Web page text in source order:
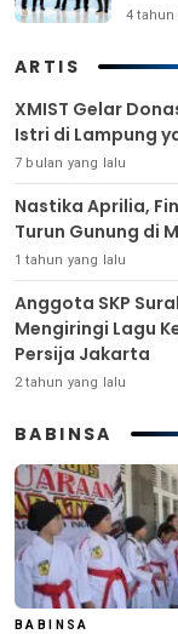
4 tahun
ARTIS
XMIST Gelar
Istri di Lampung
7 bulan yang lalu
Nastika Aprilia,
Turun Gunung di
1 tahun yang lalu
Anggota SKP
Mengiringi Lagu
Persija Jakarta
2 tahun yang lalu
BABINSA
BABINSA